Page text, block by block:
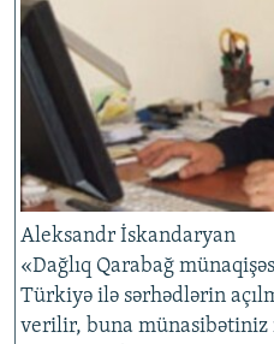
Aleksandr İskandaryan
«Dağlıq Qarabağ
Türkiyə ilə sərhədlərin
verilir, buna münasibətiniz